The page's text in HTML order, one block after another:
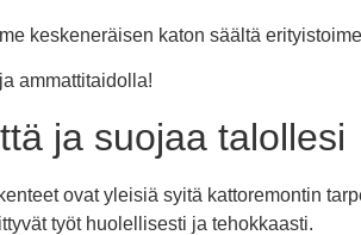
keskeneräisen katon säältä
ammattitaidolla!
ja suojaa talollesi
ovat yleisiä syitä kattoremontin
työt huolellisesti ja tehokkaasti.